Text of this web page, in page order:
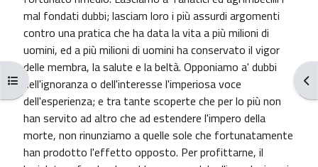
Apri indice del corso
mal fondati dubbi; lasciam loro i più assurdi argomenti
contro una pratica che ha data la vita a più milioni di
uomini, ed a più milioni di uomini ha conservato il vigor
delle membra, la salute e la beltà. Opponiamo a' dubbi
dell'ignoranza o dell'interesse l'imperiosa voce
dell'esperienza; e tra tante scoperte che per lo più non
han servito ad altro che ad estendere l'impero della
morte, non rinunziamo a quelle sole che fortunatamente
han prodotto l'effetto opposto. Per profittarne, il